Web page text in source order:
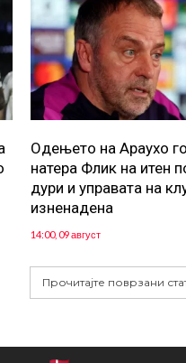
Одењето на Араухо го
натера Флик на итен
дури и управата на
изненадена
14:00, 09 август
Прочитајте поврзани